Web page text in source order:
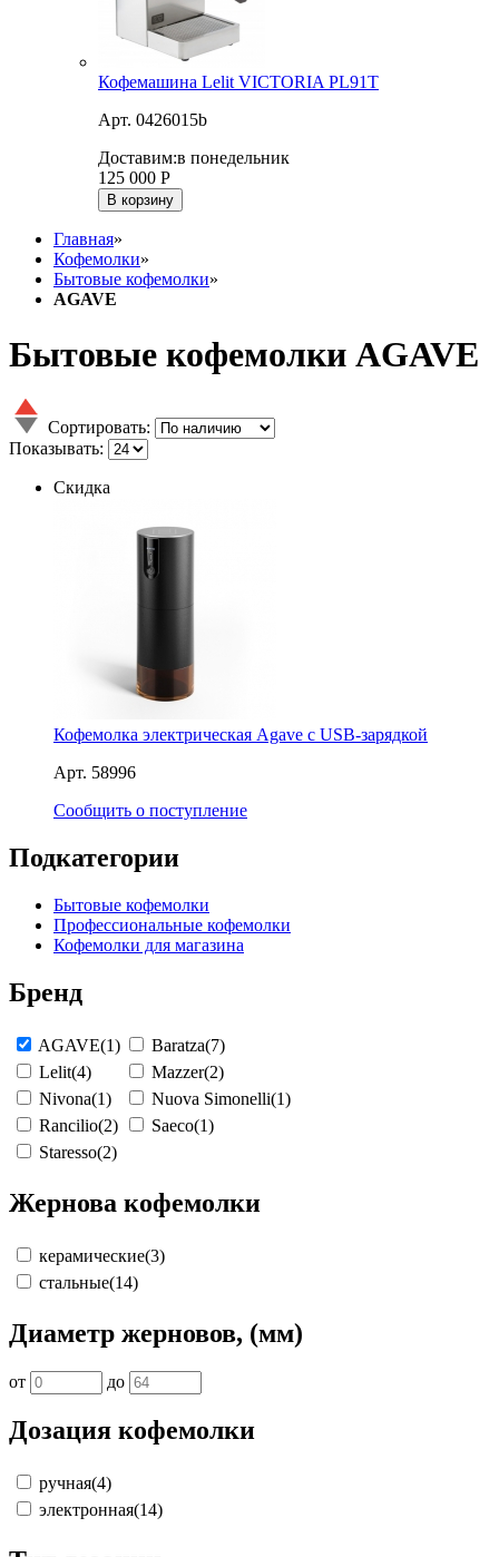
Кофемашина Lelit VICTORIA PL91T
Арт. 0426015b
Доставим:в понедельник
125 000 Р
В корзину
Главная»
Кофемолки»
Бытовые кофемолки»
AGAVE
Бытовые кофемолки AGAVE
Сортировать:
Показывать:
Скидка
Кофемолка электрическая Agave с USB-зарядкой
Арт. 58996
Сообщить о поступление
Подкатегории
Бытовые кофемолки
Профессиональные кофемолки
Кофемолки для магазина
Бренд
AGAVE(1) Baratza(7)
Lelit(4) Mazzer(2)
Nivona(1) Nuova Simonelli(1)
Rancilio(2) Saeco(1)
Staresso(2)
Жернова кофемолки
керамические(3)
стальные(14)
Диаметр жерновов, (мм)
от до
Дозация кофемолки
ручная(4)
электронная(14)